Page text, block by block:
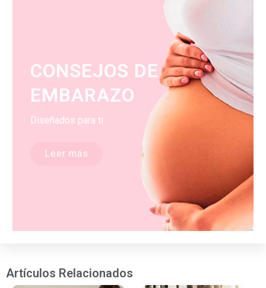
CONSEJOS DE
EMBARAZO
Diseñados para ti
Leer más
Artículos Relacionados